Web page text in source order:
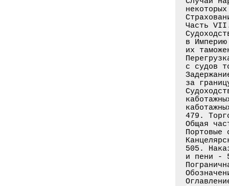
Часть
в
их
с судов
за
479.
Общая
505.
и пени -